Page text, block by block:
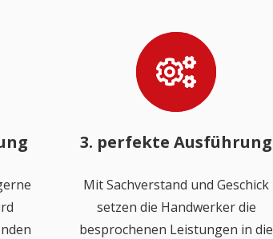
3. perfekte Ausführung
Mit Sachverstand und Geschick
setzen die Handwerker die
besprochenen Leistungen in die